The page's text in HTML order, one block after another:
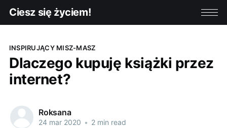
Ciesz się życiem!
INSPIRUJĄCY MISZ-MASZ
Dlaczego kupuję książki przez
internet?
Roksana
24 mar 2020 • 2 min read